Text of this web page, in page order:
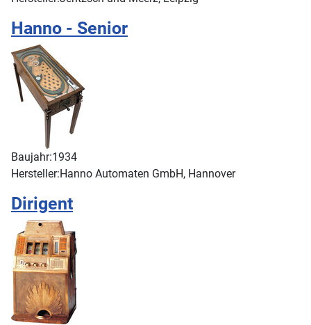
Hanno - Senior
Baujahr:1934
Hersteller:Hanno Automaten GmbH, Hannover
Dirigent